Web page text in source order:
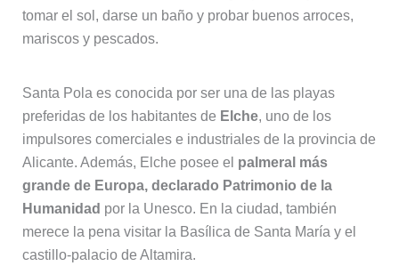
Santa Pola es conocida por ser una de las playas
preferidas de los habitantes de
impulsores comerciales e industriales de la provincia de
grande de Europa, declarado Patrimonio de la
Humanidadpor la Unesco. En la ciudad, también
merece la pena visitar la Basílica de Santa María y el
castillo-palacio de Altamira.
Estando tan cerca una de otra, Elche y Santa Pola son
una buena opción entre las mejores excursiones que